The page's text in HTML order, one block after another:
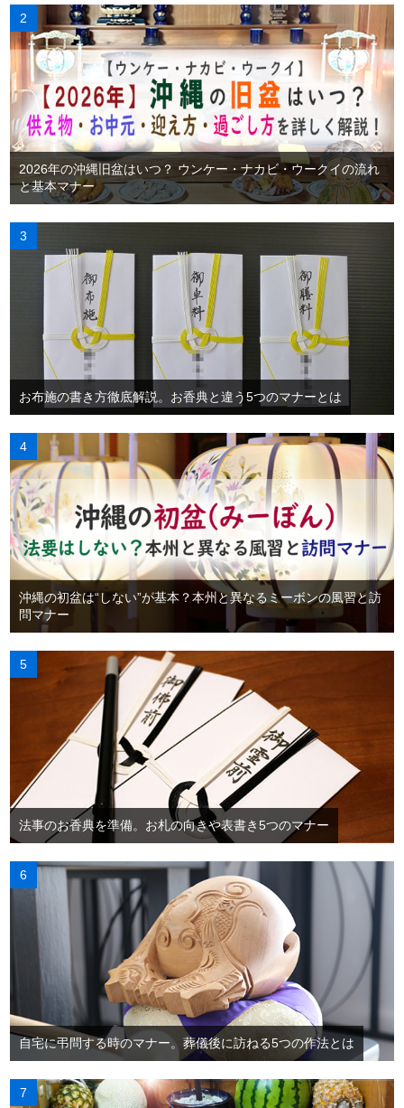
2026年の沖縄旧盆はいつ？ ウンケー・ナカビ・ウークイの流れ
と基本マナー
お布施の書き方徹底解説。お香典と違う5つのマナーとは
沖縄の初盆は“しない”が基本？本州と異なるミーボンの風習と訪
問マナー
法事のお香典を準備。お札の向きや表書き5つのマナー
自宅に弔問する時のマナー。葬儀後に訪ねる5つの作法とは